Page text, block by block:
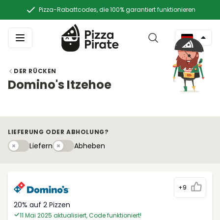
Pizza-Rabattcodes, die 100% garantiert funktionieren
DER RÜCKEN
Domino's Itzehoe
LIEFERUNG ODER ABHOLUNG?
LiefernLiefernAbhebeny
Abheben
+9
20% auf 2 Pizzen
11 Mai 2025 aktualisiert, Code funktioniert!